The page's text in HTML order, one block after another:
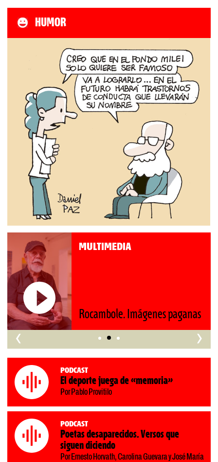
HUMOR
Imágenes paganas
nos
‹ ›
Podcast
El deporte juega de «memoria»
Por Pablo Provitilo
Podcast
Poetas desaparecidos. Versos que
siguen diciendo
Por Ernesto Horvath, Carolina Guevara y José María